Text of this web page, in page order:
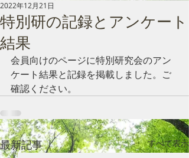
特別研の記録とアンケート
結果
2022年12月21日
会員向けのページに特別研究会のアン
ケート結果と記録を掲載しました。ご
確認ください。
最新記事 すべて表示